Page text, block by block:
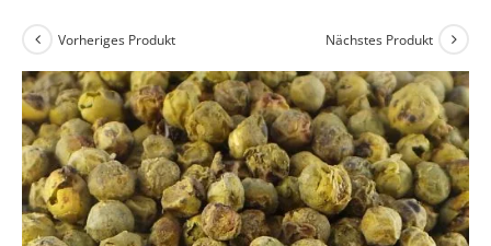
Vorheriges Produkt Nächstes Produkt